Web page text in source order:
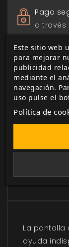
Pago
a través
Entrega
para
La pantalla
ayuda
Este sitio web
para mejorar
publicidad
mediante el
navegación.
uso pulse el
Política de